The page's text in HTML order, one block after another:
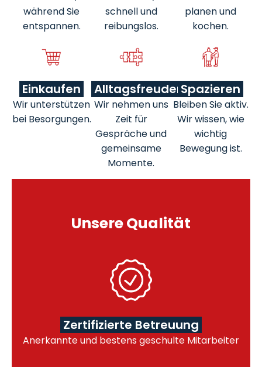
während Sie
entspannen.
schnell und
reibungslos.
planen und
kochen.
Einkaufen
Wir unterstützen
bei Besorgungen.
Alltagsfreuden
Wir nehmen uns
Zeit für
Gespräche und
gemeinsame
Momente.
Spazieren
Bleiben Sie aktiv.
Wir wissen, wie
wichtig
Bewegung ist.
Unsere Qualität
Zertifizierte Betreuung
Anerkannte und bestens geschulte Mitarbeiter